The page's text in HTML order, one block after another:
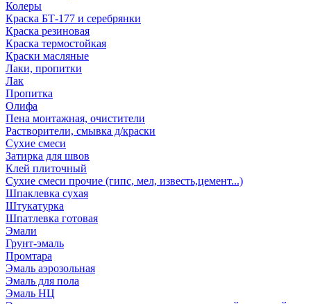
Колеры
Краска БТ-177 и серебрянки
Краска резиновая
Краска термостойкая
Краски масляные
Лаки, пропитки
Лак
Пропитка
Олифа
Пена монтажная, очистители
Растворители, смывка д/краски
Сухие смеси
Затирка для швов
Клей плиточный
Сухие смеси прочие (гипс, мел, известь,цемент...)
Шпаклевка сухая
Штукатурка
Шпатлевка готовая
Эмали
Грунт-эмаль
Промтара
Эмаль аэрозольная
Эмаль для пола
Эмаль НЦ